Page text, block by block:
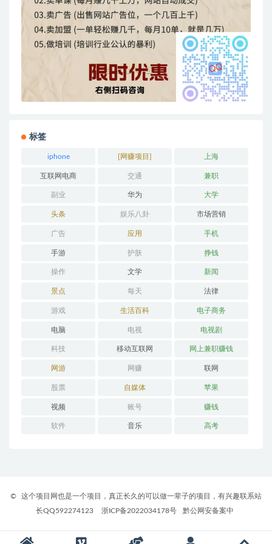
标签
iphone [网赚项目] 上海
互联网电商 交通 兼职
副业 华为 大学
头条 娱乐八卦 市场营销
广告 应用 手机
手游 护肤 挣钱
操作 文学 新闻
景点 每天 法律
游戏 生活百科 电子商务
电脑 电视 电视剧
科技 移动互联网 网上兼职赚钱
网游 网赚 联网
股票 自媒体 苹果
视频 账号 赚钱
软件 音乐 高考
©
这个项目网也是一个项目，真正长久的可以做一辈子的项目，有兴趣联系站
长QQ592274123
浙ICP备2022034178号 黔公网安备案中